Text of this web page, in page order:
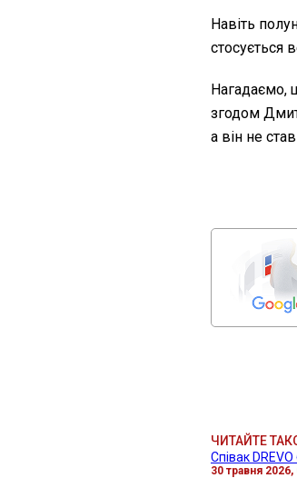
Навіть
стосується
Нагадаємо,
згодом
а він не
ЧИТАЙТЕ
Співак
30 травня 2026,